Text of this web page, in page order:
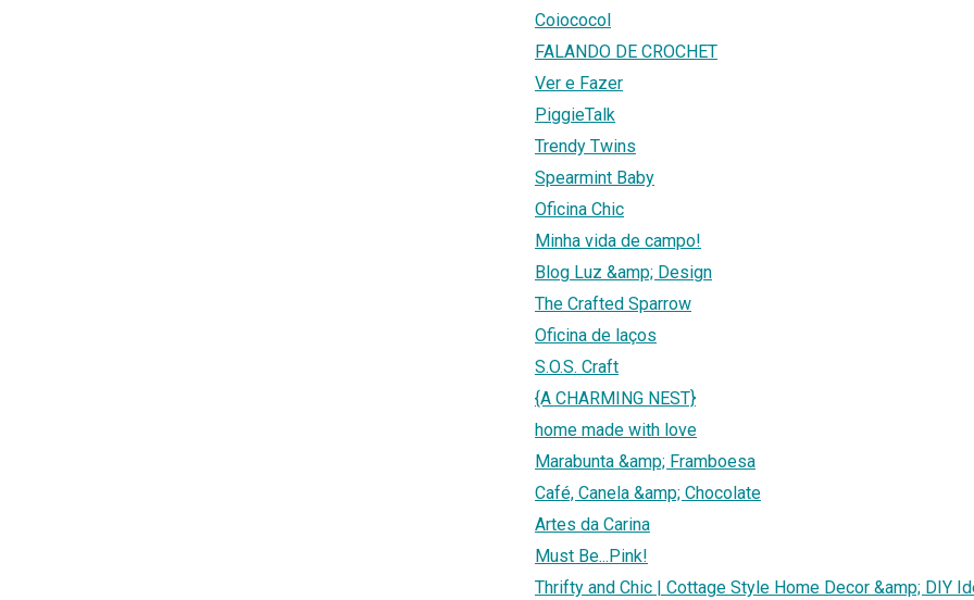
Coiococol
FALANDO DE CROCHET
Ver e Fazer
PiggieTalk
Trendy Twins
Spearmint Baby
Oficina Chic
Minha vida de campo!
Blog Luz &amp; Design
The Crafted Sparrow
Oficina de laços
S.O.S. Craft
{A CHARMING NEST}
home made with love
Marabunta &amp; Framboesa
Café, Canela &amp; Chocolate
Artes da Carina
Must Be...Pink!
Thrifty and Chic | Cottage Style Home Decor &amp; DIY